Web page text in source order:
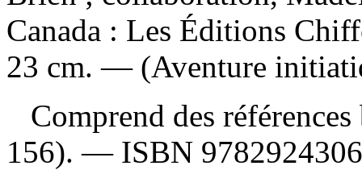
Canada : Les Éditions
23 cm. — (Aventure
Comprend des
156). — ISBN